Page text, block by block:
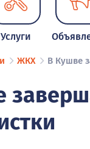
Услуги
ЖКХ В Кушве